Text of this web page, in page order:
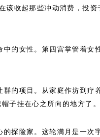
该收起那些冲动消费，投资
的女性。第四宫掌管着女
的项目。从家庭作坊到疗
子挂在心之所向的地方了。
探险家。这轮满月是一次